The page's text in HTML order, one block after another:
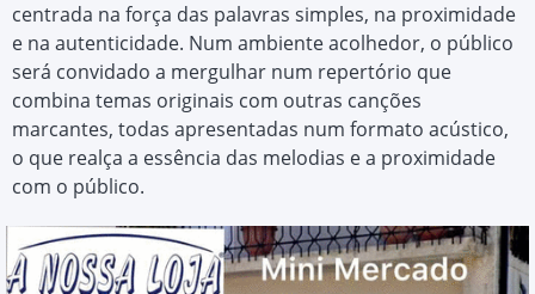
centrada na força das palavras simples, na proximidade
e na autenticidade. Num ambiente acolhedor, o público
será convidado a mergulhar num repertório que
combina temas originais com outras canções
marcantes, todas apresentadas num formato acústico,
o que realça a essência das melodias e a proximidade
com o público.